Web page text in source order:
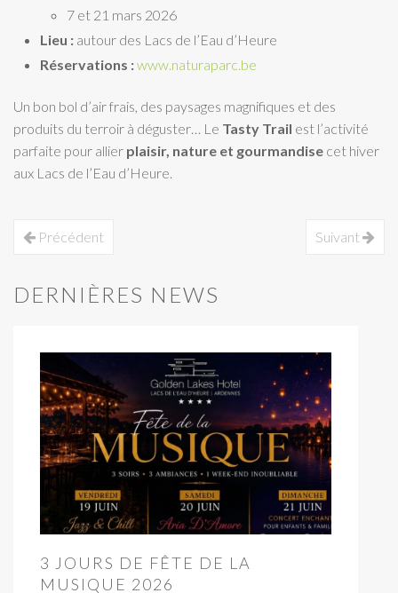
7 et 21 mars 2026
Lieu : autour des Lacs de l’Eau d’Heure
Réservations :www.naturaparc.be
Un bon bol d’air frais, des paysages magnifiques et des
produits du terroir à déguster… Le Tasty Trail est l’activité
parfaite pour allier plaisir, nature et gourmandise cet hiver
aux Lacs de l’Eau d’Heure.
Précédent Suivant
DERNIÈRES NEWS
3 JOURS DE FÊTE DE LA
MUSIQUE 2026